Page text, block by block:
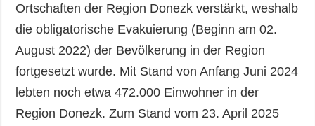
Ortschaften der Region Donezk verstärkt, weshalb
die obligatorische Evakuierung (Beginn am 02.
August 2022) der Bevölkerung in der Region
fortgesetzt wurde. Mit Stand von Anfang Juni 2024
lebten noch etwa 472.000 Einwohner in der
Region Donezk. Zum Stand vom 23. April 2025